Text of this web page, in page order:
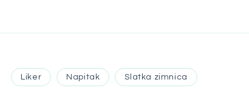
Liker Napitak Slatka zimnica